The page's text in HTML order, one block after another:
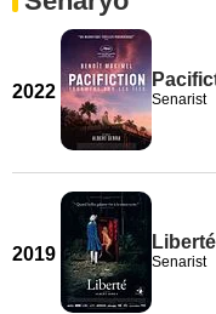
2022 Senarist
2019
Liberté
Senarist